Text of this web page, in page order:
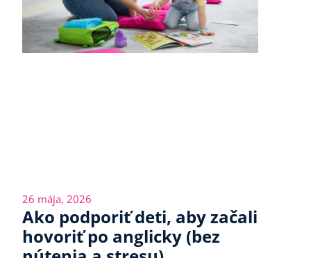
26 mája, 2026
Ako podporiť deti, aby začali
hovoriť po anglicky (bez